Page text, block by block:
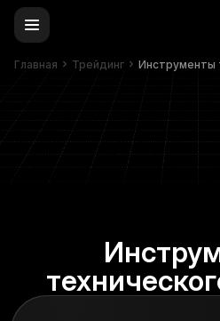
Главная Трейдинг Инструменты